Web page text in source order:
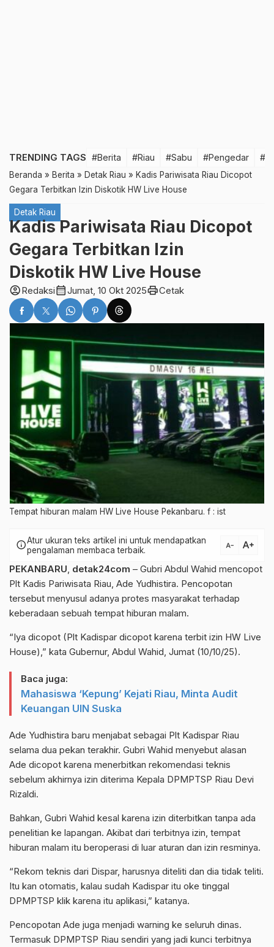
TRENDING TAGS #Berita #Riau #Sabu #Pengedar
Beranda » Berita » Detak Riau » Kadis Pariwisata Riau Dicopot
Gegara Terbitkan Izin Diskotik HW Live House
Detak Riau
Kadis Pariwisata Riau Dicopot
Gegara Terbitkan Izin
Diskotik HW Live House
account_circleRedaksicalendar_monthJumat, 10 Okt 2025printCetak
Tempat hiburan malam HW Live House Pekanbaru. f : ist
infoAtur ukuran teks artikel ini untuk mendapatkan
pengalaman membaca terbaik.
text_decrease text_increase
PEKANBARU detak24com – Gubri Abdul Wahid mencopot
Plt Kadis Pariwisata Riau, Ade Yudhistira. Pencopotan
tersebut menyusul adanya protes masyarakat terhadap
keberadaan sebuah tempat hiburan malam.
“Iya dicopot (Plt Kadispar dicopot karena terbit izin HW Live
House),” kata Gubernur, Abdul Wahid, Jumat (10/10/25).
Baca juga:
Mahasiswa ‘Kepung’ Kejati Riau, Minta Audit
Keuangan UIN Suska
Ade Yudhistira baru menjabat sebagai Plt Kadispar Riau
selama dua pekan terakhir. Gubri Wahid menyebut alasan
Ade dicopot karena menerbitkan rekomendasi teknis
sebelum akhirnya izin diterima Kepala DPMPTSP Riau Devi
Rizaldi.
Bahkan, Gubri Wahid kesal karena izin diterbitkan tanpa ada
penelitian ke lapangan. Akibat dari terbitnya izin, tempat
hiburan malam itu beroperasi di luar aturan dan izin resminya.
“Rekom teknis dari Dispar, harusnya diteliti dan dia tidak teliti.
Itu kan otomatis, kalau sudah Kadispar itu oke tinggal
DPMPTSP klik karena itu aplikasi,” katanya.
Pencopotan Ade juga menjadi warning ke seluruh dinas.
Termasuk DPMPTSP Riau sendiri yang jadi kunci terbitnya